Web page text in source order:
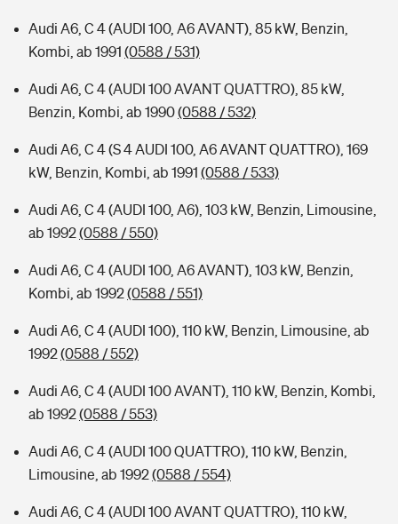
Audi A6, C 4 (AUDI 100, A6 AVANT), 85 kW, Benzin,
Kombi, ab 1991 (0588 / 531)
Audi A6, C 4 (AUDI 100 AVANT QUATTRO), 85 kW,
Benzin, Kombi, ab 1990(0588 / 532)
Audi A6, C 4 (S 4 AUDI 100, A6 AVANT QUATTRO), 169
kW, Benzin, Kombi, ab 1991 (0588 / 533)
Audi A6, C 4 (AUDI 100, A6), 103 kW, Benzin, Limousine,
ab 1992(0588 / 550)
Audi A6, C 4 (AUDI 100, A6 AVANT), 103 kW, Benzin,
Kombi, ab 1992(0588 / 551)
Audi A6, C 4 (AUDI 100), 110 kW, Benzin, Limousine, ab
1992(0588 / 552)
Audi A6, C 4 (AUDI 100 AVANT), 110 kW, Benzin, Kombi,
ab 1992(0588 / 553)
Audi A6, C 4 (AUDI 100 QUATTRO), 110 kW, Benzin,
Limousine, ab 1992(0588 / 554)
Audi A6, C 4 (AUDI 100 AVANT QUATTRO), 110 kW,